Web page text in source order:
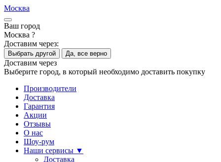
Москва
Ваш город
Москва ?
Доставим через:
Выбрать другой Да, все верно
Доставим через
Выберите город, в который необходимо доставить покупку
Производители
Доставка
Гарантия
Акции
Отзывы
О нас
Шоу-рум
Наши сервисы ▼
Доставка